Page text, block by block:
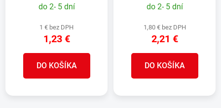
do 2- 5 dní
1 € bez DPH
1,23 €
DO KOŠÍKA
do 2- 5 dní
1,80 € bez DPH
2,21 €
DO KOŠÍKA